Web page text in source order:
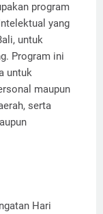
program
yang
untuk
Program ini
untuk
maupun
serta
Hari